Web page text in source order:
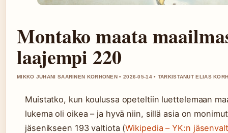
Montako maata
laajempi 220
MIKKO JUHANI SAARINEN KORHONEN • 2026-05-14 • TARKISTANUT ELIAS
Muistatko, kun koulussa opeteltiin luettelemaan
lukema oli oikea – ja hyvä niin, sillä asia on
jäsenikseen 193 valtiota (Wikipedia – YK:n